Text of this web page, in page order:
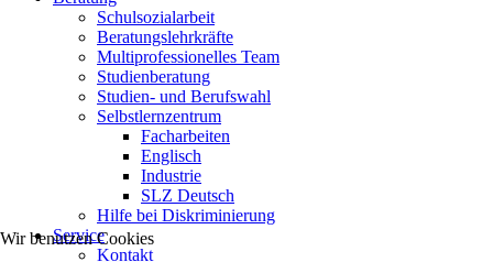
Schulsozialarbeit
Beratungslehrkräfte
Multiprofessionelles Team
Studienberatung
Studien- und Berufswahl
Selbstlernzentrum
Facharbeiten
Englisch
Industrie
SLZ Deutsch
Hilfe bei Diskriminierung
Service
Kontakt
Wir benutzen Cookies